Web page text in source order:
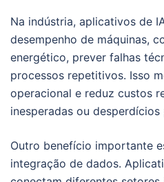
Na indústria, aplicativos de
desempenho de máquinas,
energético, prever falhas
processos repetitivos. Isso
operacional e reduz custos
inesperadas ou
Outro benefício importante
integração de dados.